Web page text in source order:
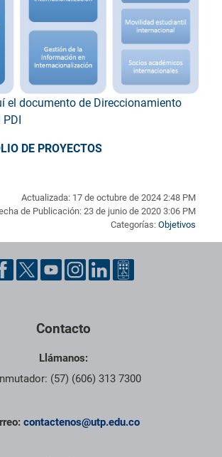
el documento de Direccionamiento
PDI
DE PROYECTOS
Actualizada: 17 de octubre de 2024 2:48 PM
de Publicación: 23 de junio de 2020 3:06 PM
Categorías: Objetivos
información de contacto, redes sociales y
Contacto
Llámanos:
(57) (606) 313 7300
contactenos@utp.edu.co